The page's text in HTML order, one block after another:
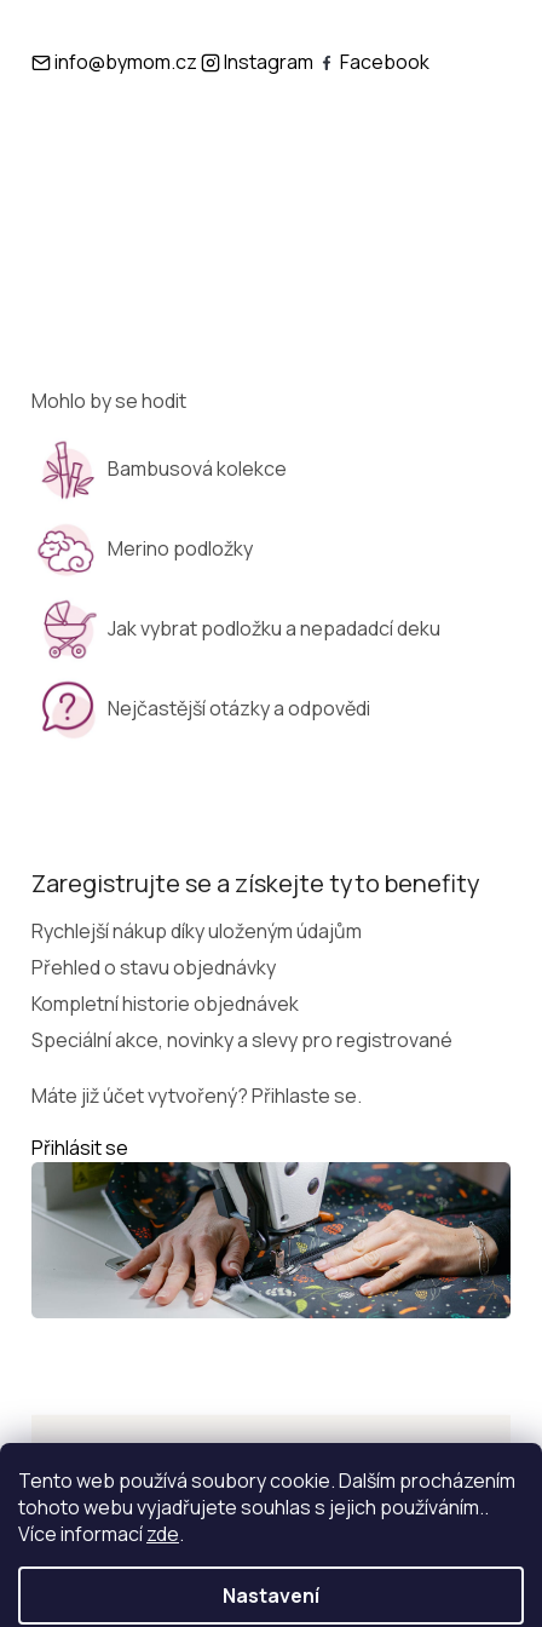
Tento web používá soubory cookie. Dalším procházením
tohoto webu vyjadřujete souhlas s jejich používáním..
Více informacízde.
Nastavení
info@bymom.cz Instagram Facebook
Mohlo by se hodit
Bambusová kolekce
Merino podložky
Jak vybrat podložku a nepadadcí deku
Nejčastější otázky a odpovědi
Zaregistrujte se a získejte tyto benefity
Rychlejší nákup díky uloženým údajům
Přehled o stavu objednávky
Kompletní historie objednávek
Speciální akce, novinky a slevy pro registrované
Máte již účet vytvořený? Přihlaste se.
Přihlásit se
Inspirace
ZOBRAZIT VÍCE